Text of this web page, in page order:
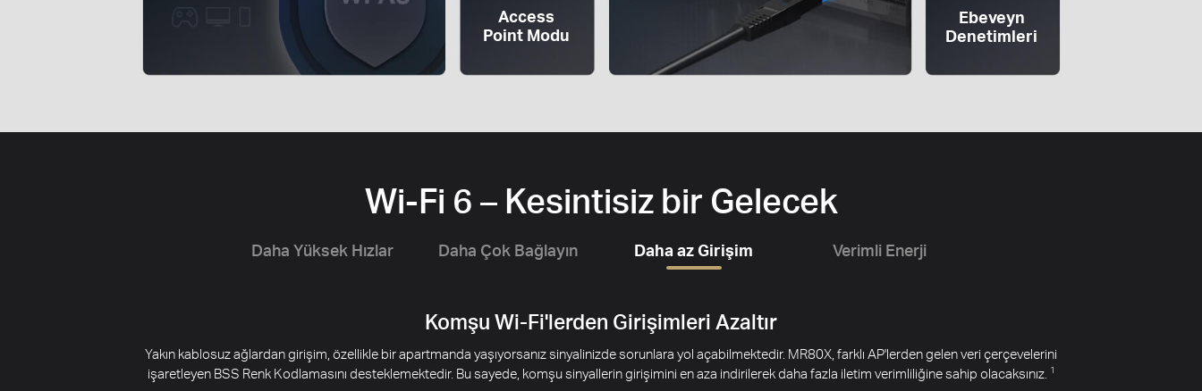
Access
Point Modu
Ebeveyn
Denetimleri
Wi-Fi 6 – Kesintisiz bir Gelecek
Daha Yüksek Hızlar Daha Çok Bağlayın Daha az Girişim Verimli Enerji
Komşu Wi-Fi'lerden Girişimleri Azaltır
Yakın kablosuz ağlardan girişim, özellikle bir apartmanda yaşıyorsanız sinyalinizde sorunlara yol açabilmektedir. MR80X, farklı AP'lerden gelen veri çerçevelerini
işaretleyen BSS Renk Kodlamasını desteklemektedir. Bu sayede, komşu sinyallerin girişimini en aza indirilerek daha fazla iletim verimliliğine sahip olacaksınız. 1